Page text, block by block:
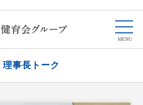
理事長トーク